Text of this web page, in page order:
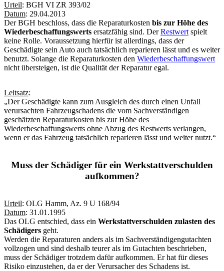
Urteil: BGH VI ZR 393/02
Datum: 29.04.2013
Der BGH beschloss, dass die Reparaturkosten bis zur Höhe des
Wiederbeschaffungswerts ersatzfähig sind. DerRestwert spielt
keine Rolle. Voraussetzung hierfür ist allerdings, dass der
Geschädigte sein Auto auch tatsächlich reparieren lässt und es weiter
benutzt. Solange die Reparaturkosten den Wiederbeschaffungswert
nicht übersteigen, ist die Qualität der Reparatur egal.
Leitsatz:
„Der Geschädigte kann zum Ausgleich des durch einen Unfall
verursachten Fahrzeugschadens die vom Sachverständigen
geschätzten Reparaturkosten bis zur Höhe des
Wiederbeschaffungswerts ohne Abzug des Restwerts verlangen,
wenn er das Fahrzeug tatsächlich reparieren lässt und weiter nutzt.“
Muss der Schädiger für ein Werkstattverschulden
aufkommen?
Urteil: OLG Hamm, Az. 9 U 168/94
Datum: 31.01.1995
Das OLG entschied, dass ein Werkstattverschulden zulasten des
Schädigers geht.
Werden die Reparaturen anders als im Sachverständigengutachten
vollzogen und sind deshalb teurer als im Gutachten beschrieben,
muss der Schädiger trotzdem dafür aufkommen. Er hat für dieses
Risiko einzustehen, da er der Verursacher des Schadens ist.